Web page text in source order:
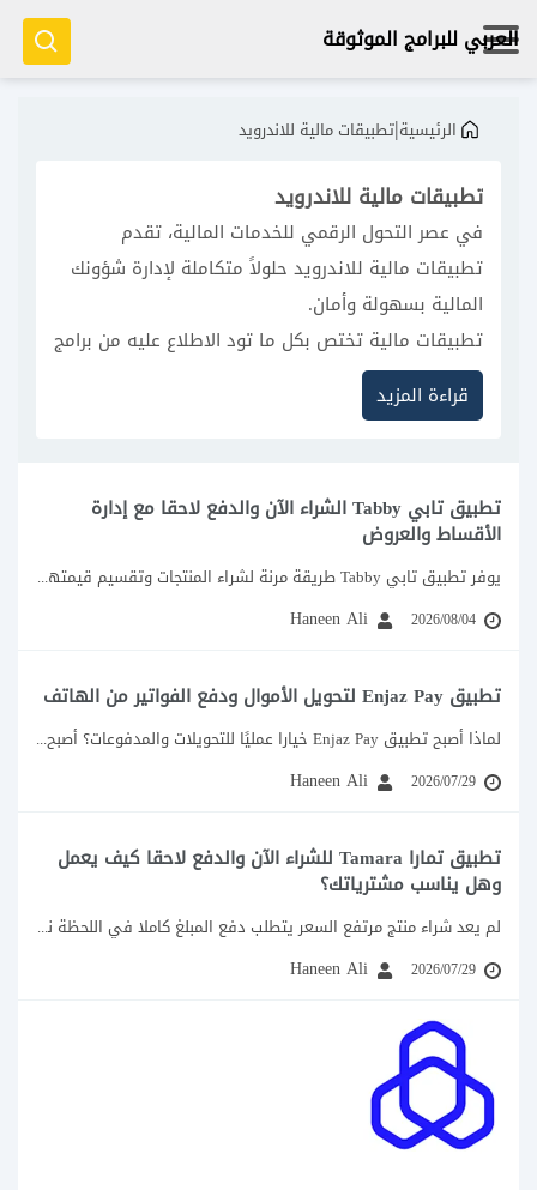
العربي للبرامج الموثوقة
الرئيسية|تطبيقات مالية للاندرويد
تطبيقات مالية للاندرويد
في عصر التحول الرقمي للخدمات المالية، تقدم
تطبيقات مالية للاندرويد حلولاً متكاملة لإدارة شؤونك
المالية بسهولة وأمان.
تطبيقات مالية تختص بكل ما تود الاطلاع عليه من برامج
وادوات، رواتب، حساب العملات. بالاضافة الى برامج
الادخار والتوفير وأفضل تطبيقات خدمية للموبايل.
قراءة المزيد
تطبيق تابي Tabby الشراء الآن والدفع لاحقا مع إدارة
الأقساط والعروض
يوفر تطبيق تابي Tabby طريقة مرنة لشراء المنتجات وتقسيم قيمتها إلى دفعات، بدل دفع...
2026/08/04
Haneen Ali
تطبيق Enjaz Pay لتحويل الأموال ودفع الفواتير من الهاتف
لماذا أصبح تطبيق Enjaz Pay خيارا عمليًا للتحويلات والمدفوعات؟ أصبح إنجاز التحويلات المالية من...
2026/07/29
Haneen Ali
تطبيق تمارا Tamara للشراء الآن والدفع لاحقا كيف يعمل
وهل يناسب مشترياتك؟
لم يعد شراء منتج مرتفع السعر يتطلب دفع المبلغ كاملا في اللحظة نفسها، إذ...
2026/07/29
Haneen Ali